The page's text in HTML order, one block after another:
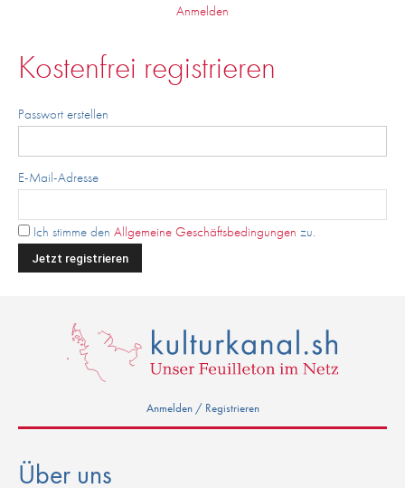
Anmelden
Kostenfrei registrieren
Passwort erstellen
E-Mail-Adresse
Ich stimme den Allgemeine Geschäftsbedingungen zu.
Anmelden / Registrieren
Über uns